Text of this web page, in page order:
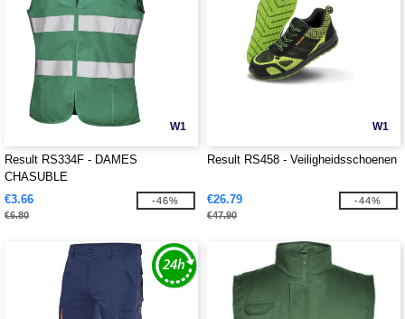
W1
Result RS334F - DAMES
CHASUBLE
€3.66
€6.80
-46%
W1
Result RS458 - Veiligheidsschoenen
€26.79
€47.90
-44%